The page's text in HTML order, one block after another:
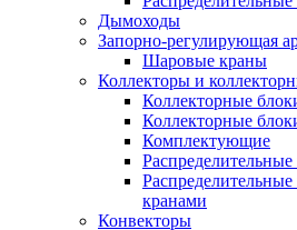
Дымоходы
Запорно-регулирующая
Шаровые краны
Коллекторы и
Коллекторные
Коллекторные
Комплектующие
кранами
Конвекторы